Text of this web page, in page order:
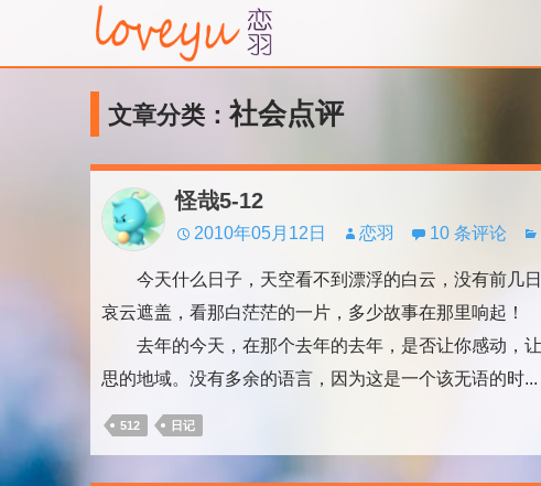
文章分类： 社会点评
怪哉5-12
2010年05月12日 恋羽 10 条评论
今天什么日子，天空看不到漂浮的白云，没有前几
哀云遮盖，看那白茫茫的一片，多少故事在那里响起！
去年的今天，在那个去年的去年，是否让你感动，
思的地域。没有多余的语言，因为这是一个该无语的时...
512 日记